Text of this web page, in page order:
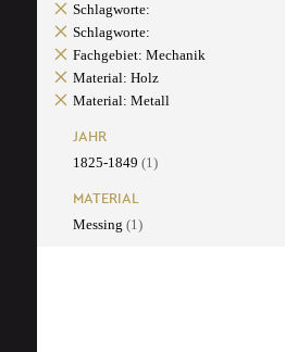
Schlagworte:
Schlagworte:
Fachgebiet: Mechanik
Material: Holz
Material: Metall
JAHR
1825-1849 (1)
MATERIAL
Messing (1)